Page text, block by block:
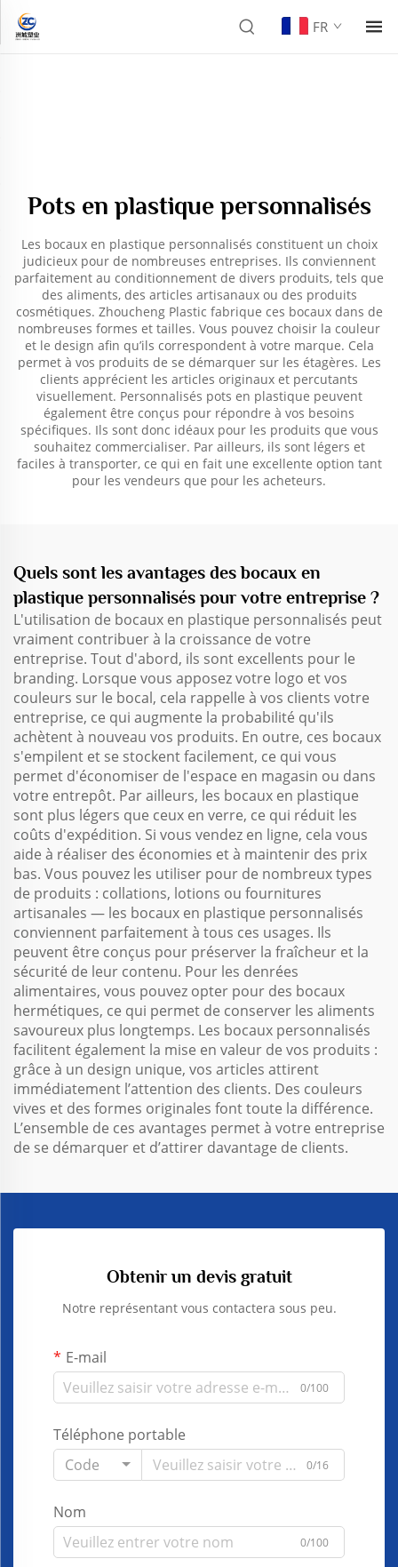
FR
Pots en plastique personnalisés
Les bocaux en plastique personnalisés constituent un choix
judicieux pour de nombreuses entreprises. Ils conviennent
parfaitement au conditionnement de divers produits, tels que
des aliments, des articles artisanaux ou des produits
cosmétiques. Zhoucheng Plastic fabrique ces bocaux dans de
nombreuses formes et tailles. Vous pouvez choisir la couleur
et le design afin qu’ils correspondent à votre marque. Cela
permet à vos produits de se démarquer sur les étagères. Les
clients apprécient les articles originaux et percutants
visuellement. Personnalisés pots en plastique peuvent
également être conçus pour répondre à vos besoins
spécifiques. Ils sont donc idéaux pour les produits que vous
souhaitez commercialiser. Par ailleurs, ils sont légers et
faciles à transporter, ce qui en fait une excellente option tant
pour les vendeurs que pour les acheteurs.
Quels sont les avantages des bocaux en
plastique personnalisés pour votre entreprise ?
L'utilisation de bocaux en plastique personnalisés peut
vraiment contribuer à la croissance de votre
entreprise. Tout d'abord, ils sont excellents pour le
branding. Lorsque vous apposez votre logo et vos
couleurs sur le bocal, cela rappelle à vos clients votre
entreprise, ce qui augmente la probabilité qu'ils
achètent à nouveau vos produits. En outre, ces bocaux
s'empilent et se stockent facilement, ce qui vous
permet d'économiser de l'espace en magasin ou dans
votre entrepôt. Par ailleurs, les bocaux en plastique
sont plus légers que ceux en verre, ce qui réduit les
coûts d'expédition. Si vous vendez en ligne, cela vous
aide à réaliser des économies et à maintenir des prix
bas. Vous pouvez les utiliser pour de nombreux types
de produits : collations, lotions ou fournitures
artisanales — les bocaux en plastique personnalisés
conviennent parfaitement à tous ces usages. Ils
peuvent être conçus pour préserver la fraîcheur et la
sécurité de leur contenu. Pour les denrées
alimentaires, vous pouvez opter pour des bocaux
hermétiques, ce qui permet de conserver les aliments
savoureux plus longtemps. Les bocaux personnalisés
facilitent également la mise en valeur de vos produits :
grâce à un design unique, vos articles attirent
immédiatement l’attention des clients. Des couleurs
vives et des formes originales font toute la différence.
L’ensemble de ces avantages permet à votre entreprise
de se démarquer et d’attirer davantage de clients.
Obtenir un devis gratuit
Notre représentant vous contactera sous peu.
E-mail
0/100
Téléphone portable
Code
0/16
Nom
0/100